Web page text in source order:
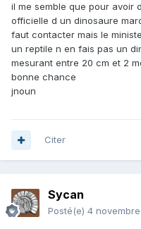
il me semble que pour avoir
officielle d un dinosaure
faut contacter mais le
un reptile n en fais pas un
mesurant entre 20 cm et 2
bonne chance
jnoun
Citer
Sycan
Posté(e) 4 novembre